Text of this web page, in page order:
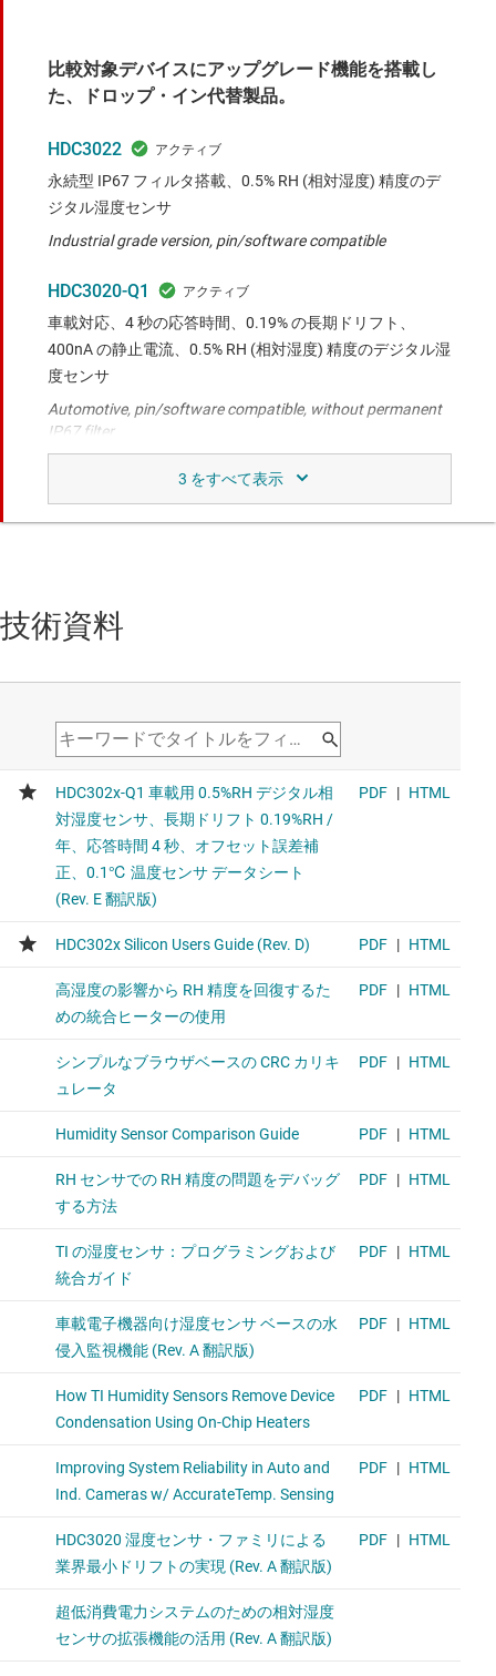
比較対象デバイスにアップグレード機能を搭載し
た、ドロップ・イン代替製品。
HDC3022
永続型 IP67 フィルタ搭載、0.5% RH (相対湿度) 精度のデ
ジタル湿度センサ
Industrial grade version, pin/software compatible
HDC3020-Q1
車載対応、4 秒の応答時間、0.19% の長期ドリフト、
400nA の静止電流、0.5% RH (相対湿度) 精度のデジタル湿
度センサ
Automotive, pin/software compatible, without permanent
IP67 filter
技術資料